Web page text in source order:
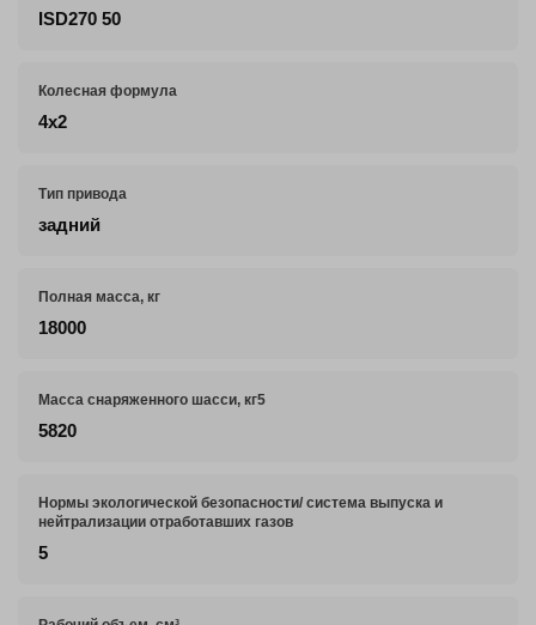
ISD270 50
Колесная формула
4х2
Тип привода
задний
Полная масса, кг
18000
Масса снаряженного шасси, кг5
5820
Нормы экологической безопасности/ система выпуска и
нейтрализации отработавших газов
5